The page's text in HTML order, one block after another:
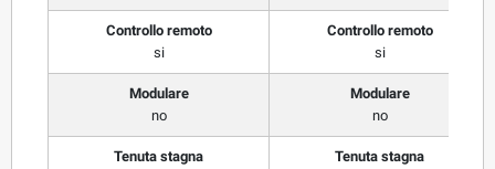
Controllo remoto
si
Controllo remoto
si
Modulare
no
Modulare
no
Tenuta stagna
Tenuta stagna